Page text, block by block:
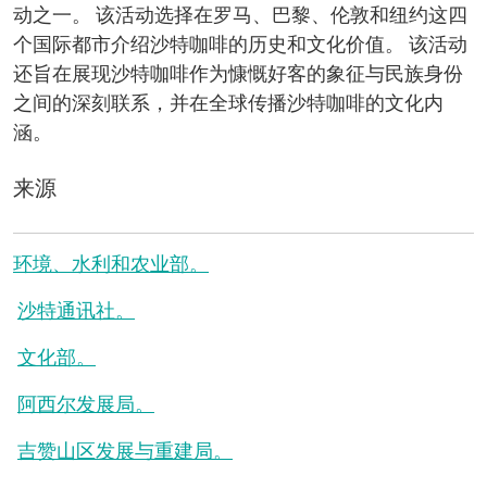
动之一。 该活动选择在罗马、巴黎、伦敦和纽约这四
个国际都市介绍沙特咖啡的历史和文化价值。 该活动
还旨在展现沙特咖啡作为慷慨好客的象征与民族身份
之间的深刻联系，并在全球传播沙特咖啡的文化内
涵。
来源
环境、水利和农业部。
沙特通讯社。
文化部。
阿西尔发展局。
吉赞山区发展与重建局。